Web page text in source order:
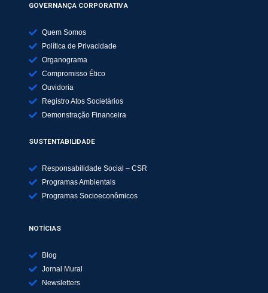
GOVERNANÇA CORPORATIVA
Quem Somos
Política de Privacidade
Organograma
Compromisso Ético
Ouvidoria
Registro Atos Societários
Demonstração Financeira
SUSTENTABILIDADE
Responsabilidade Social – CSR
Programas Ambientais
Programas Socioeconômicos
NOTÍCIAS
Blog
Jornal Mural
Newsletters